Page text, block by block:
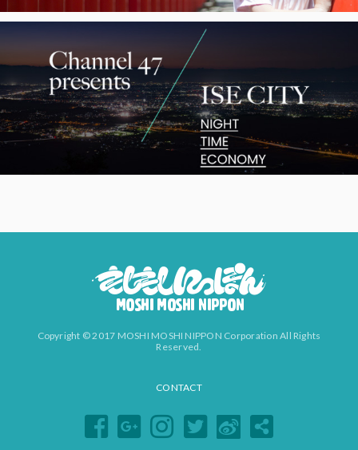
Copyright © 2017 MOSHI MOSHI NIPPON Corporation All Rights
Reserved.
CONTACT